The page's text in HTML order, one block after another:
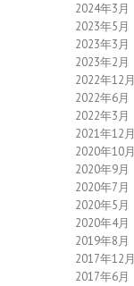
2024年3月
2023年5月
2023年3月
2023年2月
2022年12月
2022年6月
2022年3月
2021年12月
2020年10月
2020年9月
2020年7月
2020年5月
2020年4月
2019年8月
2017年12月
2017年6月